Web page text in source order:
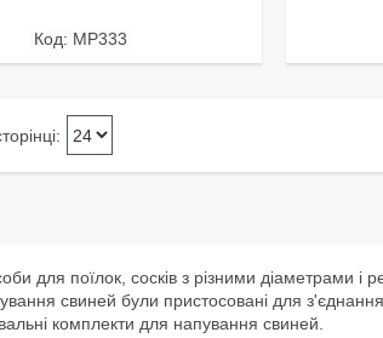
MP333
для поїлок, сосків з різними діаметрами
свиней були пристосовані для
комплекти для напування свиней.